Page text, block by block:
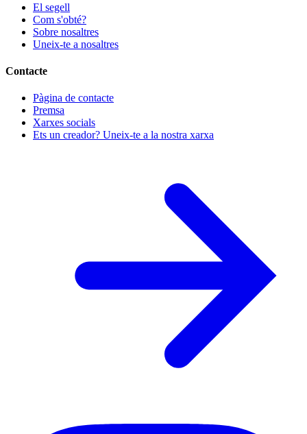
El segell
Com s'obté?
Sobre nosaltres
Uneix-te a nosaltres
Contacte
Pàgina de contacte
Premsa
Xarxes socials
Ets un creador? Uneix-te a la nostra xarxa